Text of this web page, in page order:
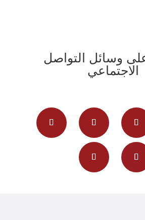
على وسائل التواصل
الاجتماعي